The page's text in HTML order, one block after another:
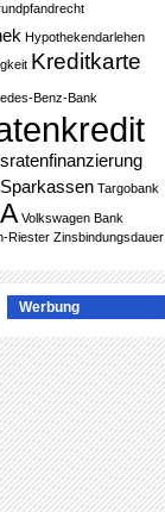
Hypothekendarlehen
Kreditkarte
Benz-Bank
Sparkassen Targobank
Volkswagen Bank
Riester Zinsbindungsdauer
Werbung